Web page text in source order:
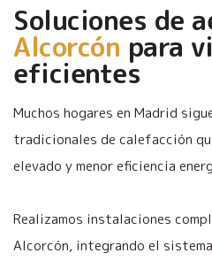
Soluciones de
Alcorcón para
eficientes
Muchos hogares en Madrid
tradicionales de calefacción
elevado y menor eficiencia
Realizamos instalaciones
Alcorcón, integrando el